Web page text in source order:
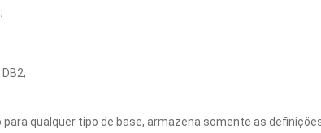
qualquer tipo de base, armazena somente as